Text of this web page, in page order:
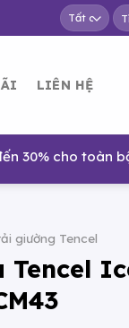
Tìm
LIÊN HỆ
toàn bộ sản
giường Tencel
Tencel